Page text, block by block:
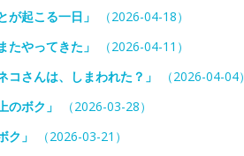
が起こる一日」
（2026-04-18）
たやってきた」
（2026-04-11）
コさんは、しまわれた？」
（2026-04-04）
のボク」
（2026-03-28）
ク」
（2026-03-21）